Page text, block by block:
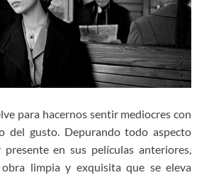
m
e
r
e
s
t
para hacernos sentir mediocres con
del gusto. Depurando todo aspecto
en sus películas anteriores,
limpia y exquisita que se eleva